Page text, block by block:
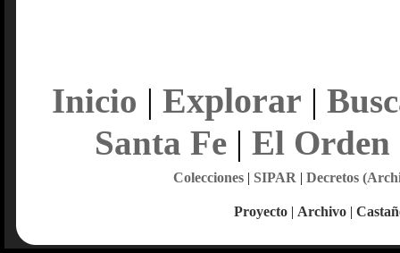
Inicio | Explorar |
Santa Fe| El Orden
Colecciones| SIPAR | Decretos
Proyecto | Archivo |